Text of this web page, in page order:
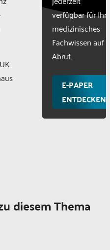
verfügbar für Ihr
medizinisches
Fachwissen auf
Abruf.
E-PAPER
ENTDECKEN
diesem Thema